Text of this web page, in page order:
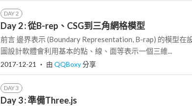
DAY 2
Day 2 : 從B-rep、CSG到三角網格模型
前言 邊界表示 (Boundary Representation, B-rap) 的模型在
圖設計軟體會利用基本的點、線、面等表示一個三維...
2017-12-21 ‧ 由 QQBoxy分享
DAY 3
Day 3 : 準備Three.js